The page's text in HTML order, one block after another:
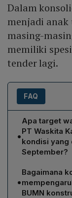
Dalam
menjadi anak
masing-
memiliki
tender lagi.
FAQ
•
Apa target
PT Waskita
kondisi yang
September?
Staf Khusus
2024. Ia
•
Bagaimana
BUMN